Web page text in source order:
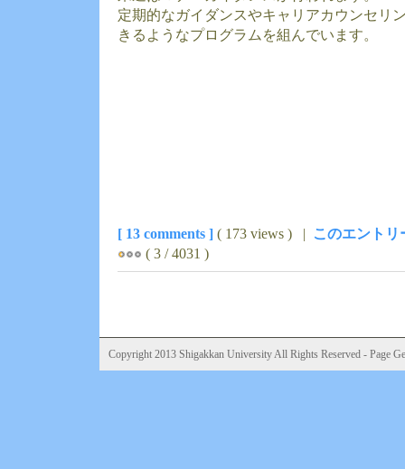
定期的なガイダンスやキャリアカウンセリ
きるようなプログラムを組んでいます。
[ 13 comments ] ( 173 views ) | このエント
( 3 / 4031 )
Copyright 2013 Shigakkan University All Rights Reserved - Page